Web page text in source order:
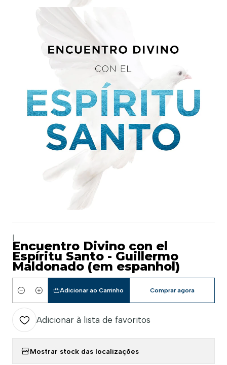
Encuentro Divino con el
Espíritu Santo - Guillermo
Maldonado (em espanhol)
Quantidade
Adicionar ao Carrinho Comprar agora
Adicionar à lista de favoritos
Mostrar stock das localizações